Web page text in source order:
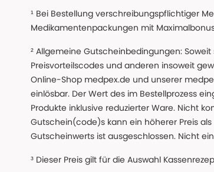
¹ Bei Bestellung verschreibungspflichtiger
Medikamentenpackungen mit
² Allgemeine Gutscheinbedingungen:
Preisvorteilscodes und anderen insoweit
Online-Shop medpex.de und unserer
einlösbar. Der Wert des im Bestellprozess
Produkte inklusive reduzierter Ware. Nicht
Gutschein(code)s kann ein höherer Preis
Gutscheinwerts ist ausgeschlossen. Nicht
³ Dieser Preis gilt für die Auswahl